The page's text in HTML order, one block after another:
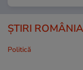
ȘTIRI ROMÂNIA
Politică